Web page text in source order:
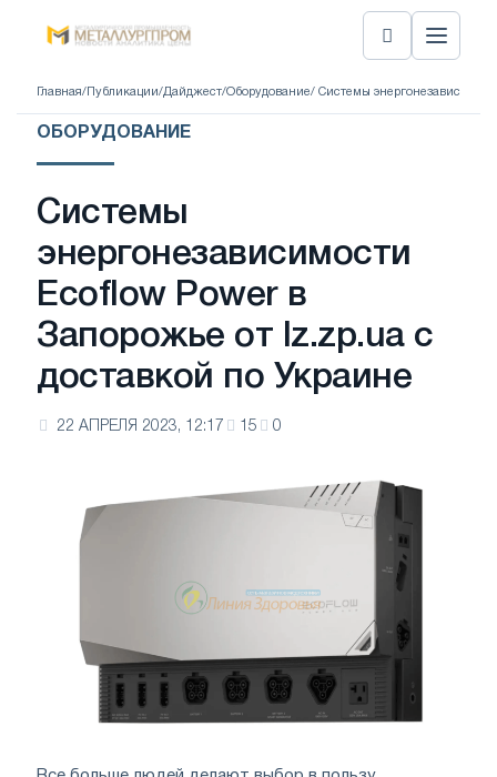
Главная/ Публикации/Дайджест/Оборудование/ Системы
ОБОРУДОВАНИЕ
Системы
энергонезависимости
Ecoflow Power в
Запорожье от lz.zp.ua с
доставкой по Украине
22 АПРЕЛЯ 2023, 12:17 15 0